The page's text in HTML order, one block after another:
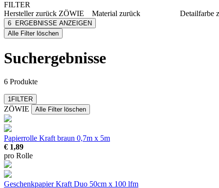
FILTER
Herstellerzurück ZÖWIE
ZÖWIE
[e] one
3M
mehr anzeigen
Material zurück
Detailfarbe
6
ERGEBNISSE ANZEIGEN
Alle Filter löschen
Suchergebnisse
6 Produkte
1FILTER
ZÖWIE Alle Filter löschen
Papierrolle Kraft braun 0,7m x 5m
€ 1,89
pro Rolle
Geschenkpapier Kraft Duo 50cm x 100 lfm